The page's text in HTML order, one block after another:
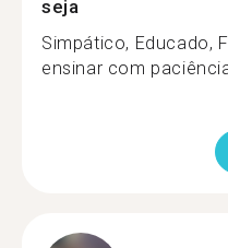
seja
Simpático, Educado,
ensinar com